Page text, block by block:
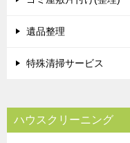
遺品整理
特殊清掃サービス
ハウスクリーニング